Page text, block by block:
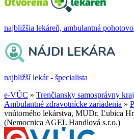
najbližšia lekáreň, ambulantná
najbližší lekár - špecialista
e-VÚC » Trenčiansky samosprávny kraj
Ambulantné zdravotnícke zariadenia »
vnútorného lekárstva, MUDr. Ľubica
(Nemocnica AGEL Handlová s.r.o.)